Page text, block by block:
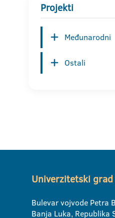
Projekti
Međunarodni
Ostali
Univerzitetski grad
Bulevar vojvode Petra
Banja Luka, Republika